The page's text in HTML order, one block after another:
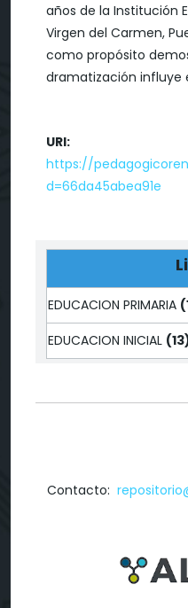
años de la Institución
Virgen del Carmen,
como propósito
dramatización influye
URI:
https://
d=66da45abea91e
EDUCACION PRIMARIA
EDUCACION INICIAL
Contacto: